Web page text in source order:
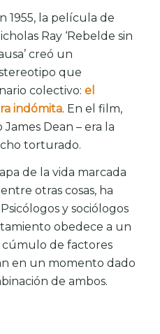
1955, la película de
Ray ‘Rebelde sin
creó un
que
colectivo: el
indómita. En el film,
Dean – era la
torturado.
de la vida marcada
otras cosas, ha
y sociólogos
obedece a un
cúmulo de factores
en un momento dado
de ambos.